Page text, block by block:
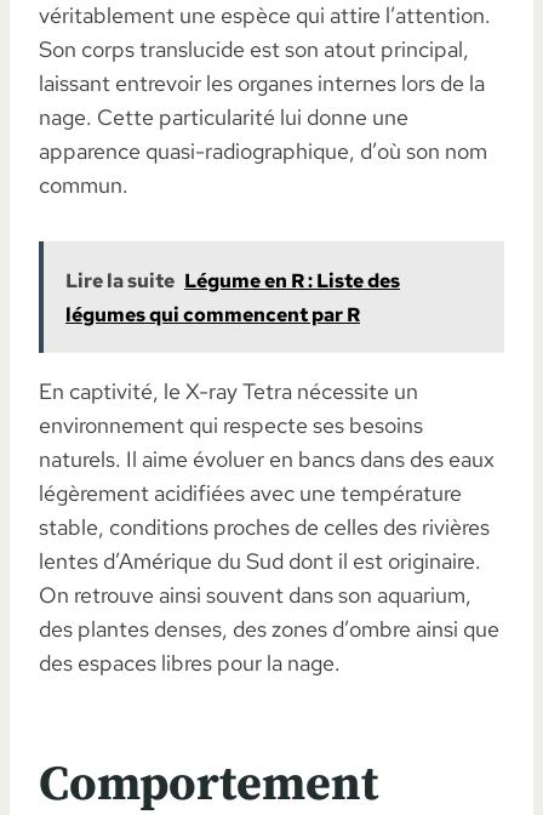
véritablement une espèce qui attire l’attention.
Son corps translucide est son atout principal,
laissant entrevoir les organes internes lors de la
nage. Cette particularité lui donne une
apparence quasi-radiographique, d’où son nom
commun.
Lire la suite Légume en R : Liste des
légumes qui commencent par R
En captivité, le X-ray Tetra nécessite un
environnement qui respecte ses besoins
naturels. Il aime évoluer en bancs dans des eaux
légèrement acidifiées avec une température
stable, conditions proches de celles des rivières
lentes d’Amérique du Sud dont il est originaire.
On retrouve ainsi souvent dans son aquarium,
des plantes denses, des zones d’ombre ainsi que
des espaces libres pour la nage.
Comportement